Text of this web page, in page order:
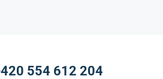
554 612 204